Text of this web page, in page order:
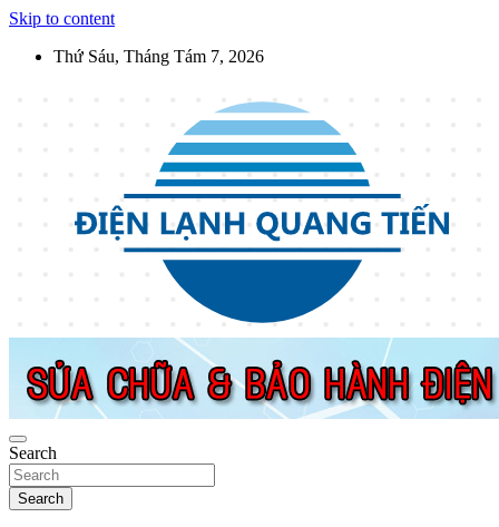
Skip to content
Thứ Sáu, Tháng Tám 7, 2026
Điện Lạnh Quang Tiến
Sửa chữa thiết bị điện lạnh, điện dân dụng, thiết bị nhà bếp tại Hà
Nội
Search
Search